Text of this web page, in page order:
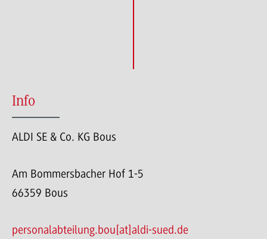
Info
ALDI SE & Co. KG Bous
Am Bommersbacher Hof 1-5
66359 Bous
personalabteilung.bou[at]aldi-sued.de